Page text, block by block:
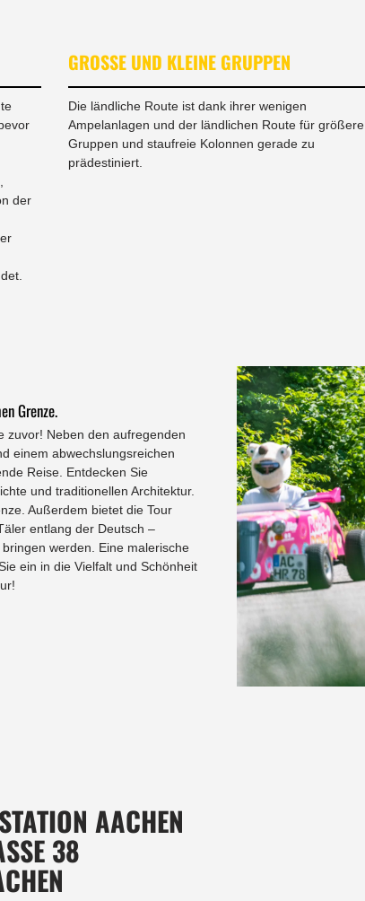
der
GROSSE UND KLEINE GRUPPEN
Die ländliche Route ist dank ihrer wenigen
Ampelanlagen und der ländlichen Route für größere
Gruppen und staufreie Kolonnen gerade zu
prädestiniert.
Grenze.
zuvor! Neben den aufregenden
einem abwechslungsreichen
Reise. Entdecken Sie
und traditionellen Architektur.
Außerdem bietet die Tour
entlang der Deutsch –
werden. Eine malerische
ein in die Vielfalt und Schönheit
AACHEN
38